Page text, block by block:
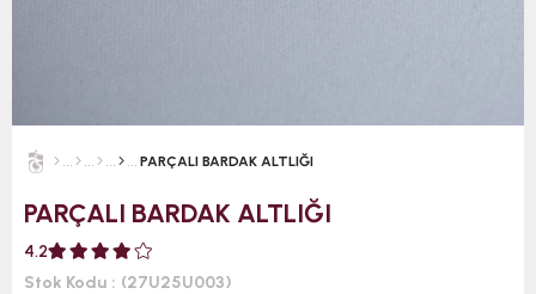
PARÇALI BARDAK ALTLIĞI
PARÇALI BARDAK ALTLIĞI
4.2
Stok Kodu
(27U25U003)